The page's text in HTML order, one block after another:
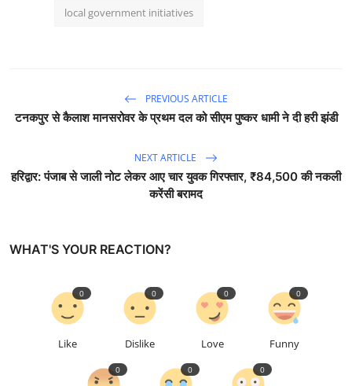
local government initiatives
PREVIOUS ARTICLE
टनकपुर से कैलाश मानसरोवर के प्रथम दल को सीएम पुष्कर धामी ने दी हरी झंडी
NEXT ARTICLE
हरिद्वार: पंजाब से जाली नोट लेकर आए चार युवक गिरफ्तार, ₹84,500 की नकली
करेंसी बरामद
WHAT'S YOUR REACTION?
Like
0
Dislike
0
Love
0
Funny
0
0 0 0